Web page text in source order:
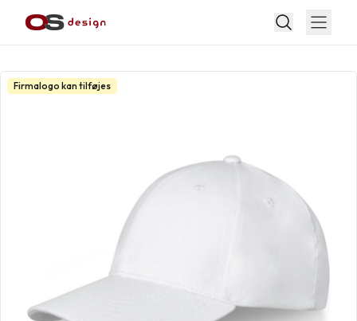
Firmalogo kan tilføjes